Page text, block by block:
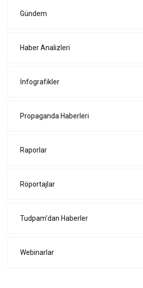
Gündem
Haber Analizleri
İnfografikler
Propaganda Haberleri
Raporlar
Röportajlar
Tudpam'dan Haberler
Webinarlar